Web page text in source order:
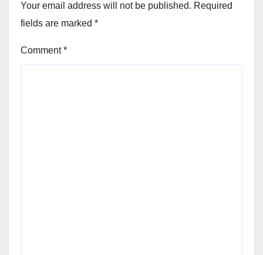
Your email address will not be published. Required
fields are marked *
Comment*